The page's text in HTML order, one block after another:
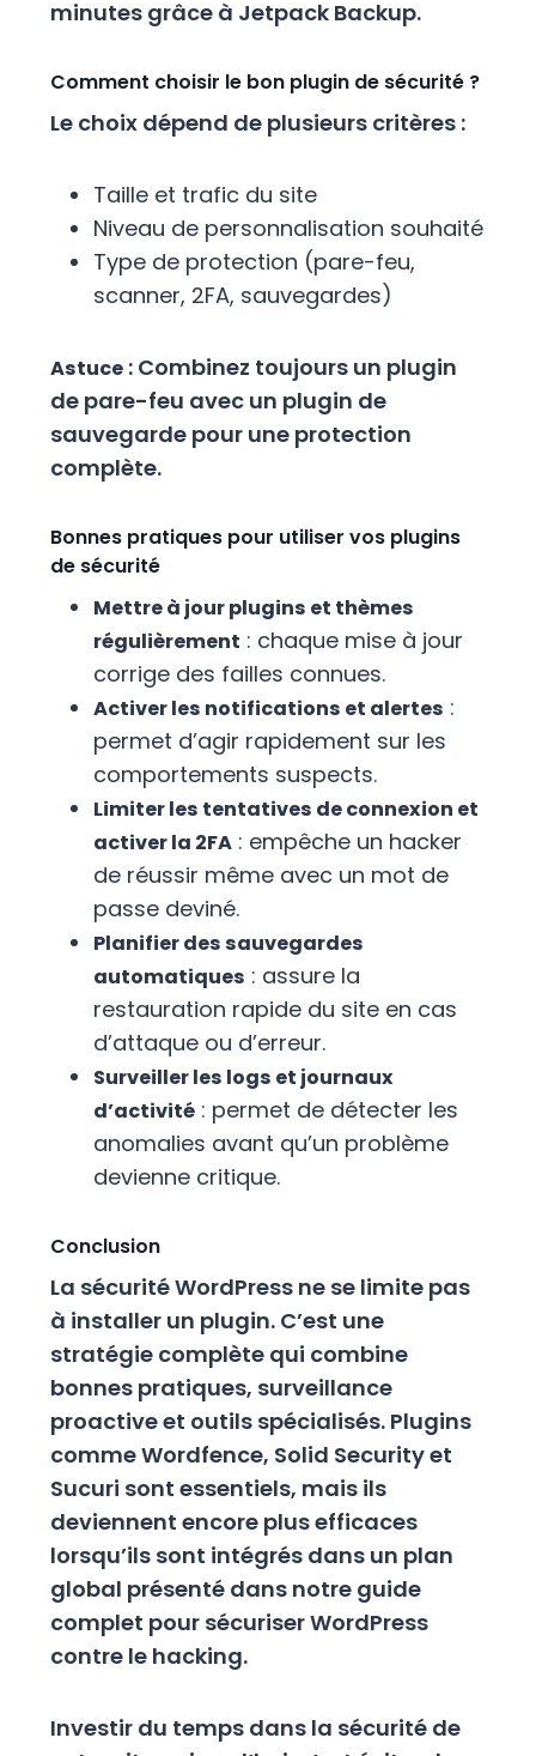
minutes grâce à Jetpack Backup.
Comment choisir le bon plugin de sécurité ?
Le choix dépend de plusieurs critères :
Taille et trafic du site
Niveau de personnalisation souhaité
Type de protection (pare-feu,
scanner, 2FA, sauvegardes)
Astuce: Combinez toujours un plugin
de pare-feu avec un plugin de
sauvegarde pour une protection
complète.
Bonnes pratiques pour utiliser vos plugins
de sécurité
Mettre à jour plugins et thèmes
régulièrement : chaque mise à jour
corrige des failles connues.
Activer les notifications et alertes :
permet d’agir rapidement sur les
comportements suspects.
Limiter les tentatives de connexion et
activer la 2FA: empêche un hacker
de réussir même avec un mot de
passe deviné.
Planifier des sauvegardes
automatiques : assure la
restauration rapide du site en cas
d’attaque ou d’erreur.
Surveiller les logs et journaux
d’activité: permet de détecter les
anomalies avant qu’un problème
devienne critique.
Conclusion
La sécurité WordPress ne se limite pas
à installer un plugin. C’est une
stratégie complète qui combine
bonnes pratiques, surveillance
proactive et outils spécialisés. Plugins
comme Wordfence, Solid Security et
Sucuri sont essentiels, mais ils
deviennent encore plus efficaces
lorsqu’ils sont intégrés dans un plan
global présenté dans notre guide
complet pour sécuriser WordPress
contre le hacking.
Investir du temps dans la sécurité de